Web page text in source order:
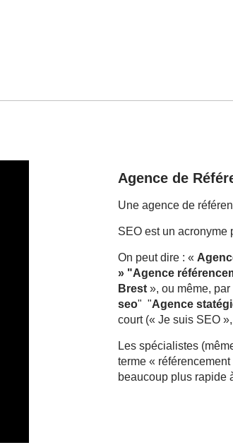
Agence de
Une agence de
SEO est un acronyme
On peut dire : «
» "Agence
Brest», ou même, par
seo" "Agence
court (« Je suis SEO
Les spécialistes
terme «
beaucoup plus rapide